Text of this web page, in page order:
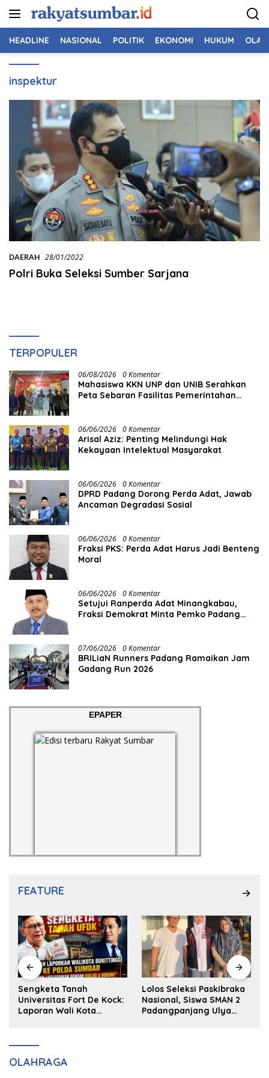
HEADLINE NASIONAL POLITIK EKONOMI HUKUM
inspektur
DAERAH 28/01/2022
Polri Buka Seleksi Sumber Sarjana
TERPOPULER
06/08/2026 0 Komentar
Mahasiswa KKN UNP dan UNIB Serahkan
Peta Sebaran Fasilitas Pemerintahan
06/06/2026 0 Komentar
Arisal Aziz: Penting Melindungi Hak
Kekayaan Intelektual Masyarakat
06/06/2026 0 Komentar
DPRD Padang Dorong Perda Adat, Jawab
Ancaman Degradasi Sosial
06/06/2026 0 Komentar
Fraksi PKS: Perda Adat Harus Jadi Benteng
Moral
06/06/2026 0 Komentar
Setujui Ranperda Adat Minangkabau,
Fraksi Demokrat Minta Pemko Padang
07/06/2026 0 Komentar
BRILiaN Runners Padang Ramaikan Jam
Gadang Run 2026
EPAPER
FEATURE
Sengketa Tanah
Universitas Fort De Kock:
Laporan Wali Kota
Lolos Seleksi Paskibraka
Nasional, Siswa SMAN 2
Padangpanjang Ulya
OLAHRAGA